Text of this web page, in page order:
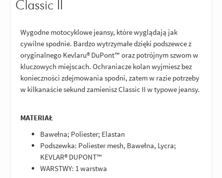
Classic II
Wygodne motocyklowe jeansy, które wyglądają jak
cywilne spodnie. Bardzo wytrzymałe dzięki podszewce z
oryginalnego Kevlaru® DuPont™ oraz potrójnym szwom w
kluczowych miejscach. Ochraniacze kolan wyjmiesz bez
konieczności zdejmowania spodni, zatem w razie potrzeby
w kilkanaście sekund zamienisz Classic II w typowe jeansy.
MATERIAŁ
Bawełna; Poliester; Elastan
Podszewka: Poliester mesh, Bawełna, Lycra;
KEVLAR® DUPONT™
WARSTWY: 1 warstwa